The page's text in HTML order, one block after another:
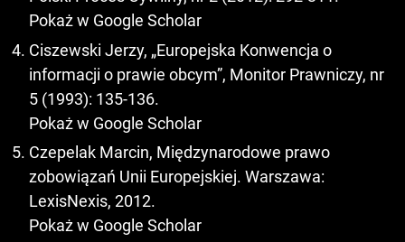
Pokaż w Google Scholar
Ciszewski Jerzy, „Europejska Konwencja o
informacji o prawie obcym”, Monitor Prawniczy, nr
5 (1993): 135-136.
Pokaż w Google Scholar
Czepelak Marcin, Międzynarodowe prawo
zobowiązań Unii Europejskiej. Warszawa:
LexisNexis, 2012.
Pokaż w Google Scholar